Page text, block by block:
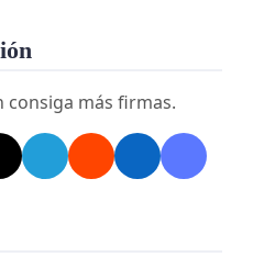
consiga más firmas.